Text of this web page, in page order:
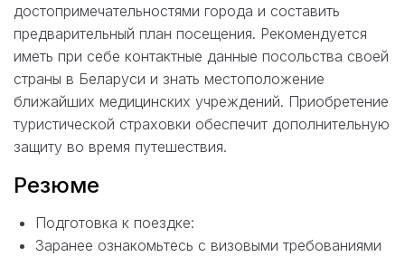
достопримечательностями города и составить
предварительный план посещения. Рекомендуется
иметь при себе контактные данные посольства своей
страны в Беларуси и знать местоположение
ближайших медицинских учреждений. Приобретение
туристической страховки обеспечит дополнительную
защиту во время путешествия.
Резюме
Подготовка к поездке:
Заранее ознакомьтесь с визовыми требованиями